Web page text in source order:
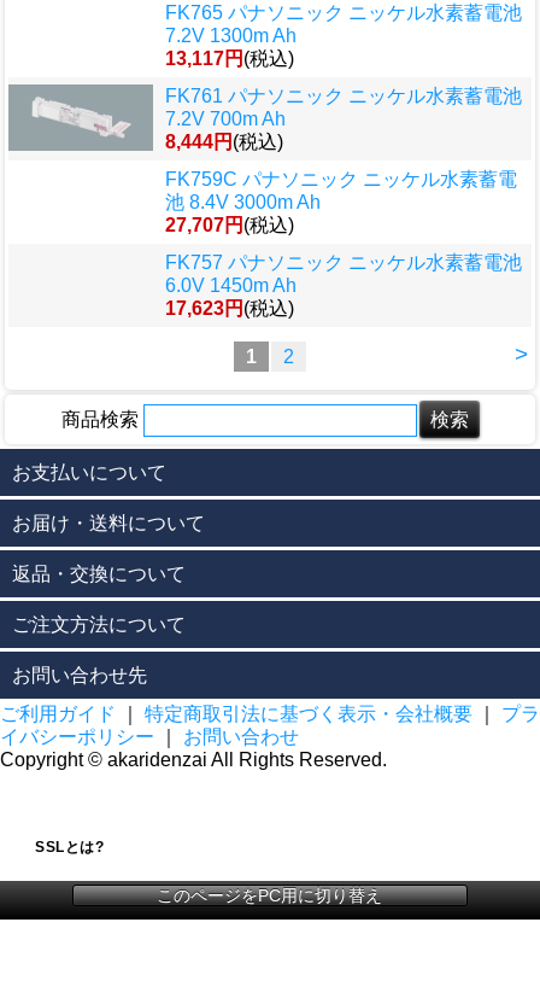
FK765 パナソニック ニッケル水素蓄電池
7.2V 1300m Ah
13,117円 (税込)
FK761 パナソニック ニッケル水素蓄電池
7.2V 700m Ah
8,444円 (税込)
FK759C パナソニック ニッケル水素蓄電
池 8.4V 3000m Ah
27,707円 (税込)
FK757 パナソニック ニッケル水素蓄電池
6.0V 1450m Ah
17,623円 (税込)
>
1 2
商品検索
お支払いについて
お届け・送料について
返品・交換について
ご注文方法について
お問い合わせ先
ご利用ガイド
特定商取引法に基づく表示・会社概要
プラ
イバシーポリシー
お問い合わせ
Copyright © akaridenzai All Rights Reserved.
SSLとは?
このページをPC用に切り替え